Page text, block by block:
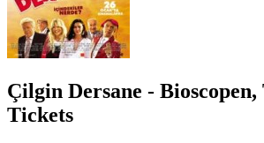
Çilgin Dersane -
Tickets